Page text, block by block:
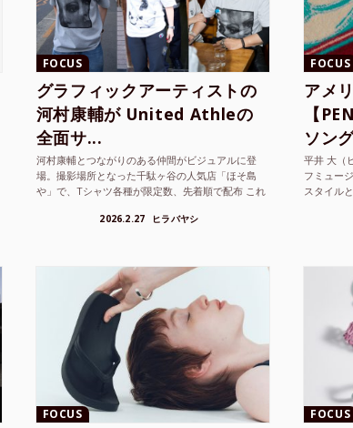
FOCUS
グラフィックアーティストの
河村康輔が United Athleの
全面サ...
河村康輔とつながりのある仲間がビジュアルに登
場。撮影場所となった千駄ヶ谷の人気店「ほそ島
や」で、Tシャツ各種が限定数、先着順で配布 これ
2026.2.27 ヒラバヤシ
FOCUS
アメ
【
ソン
平井 大（
フミュー
スタイル
FOCUS FOCUS